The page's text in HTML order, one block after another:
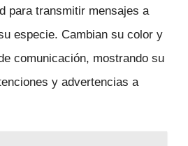
para transmitir mensajes a
especie. Cambian su color y
comunicación, mostrando su
y advertencias a